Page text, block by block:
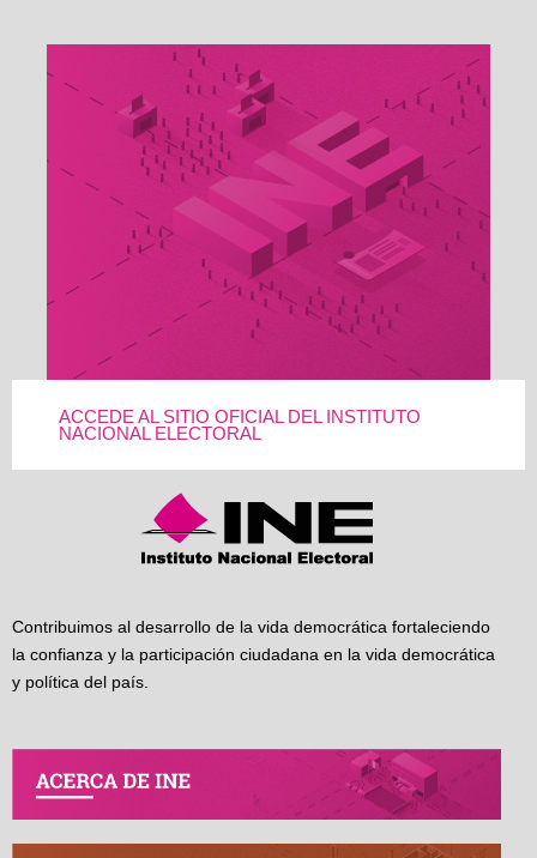
ACCEDE AL SITIO OFICIAL DEL INSTITUTO
NACIONAL ELECTORAL
Contribuimos al desarrollo de la vida democrática fortaleciendo
la confianza y la participación ciudadana en la vida democrática
y política del país.